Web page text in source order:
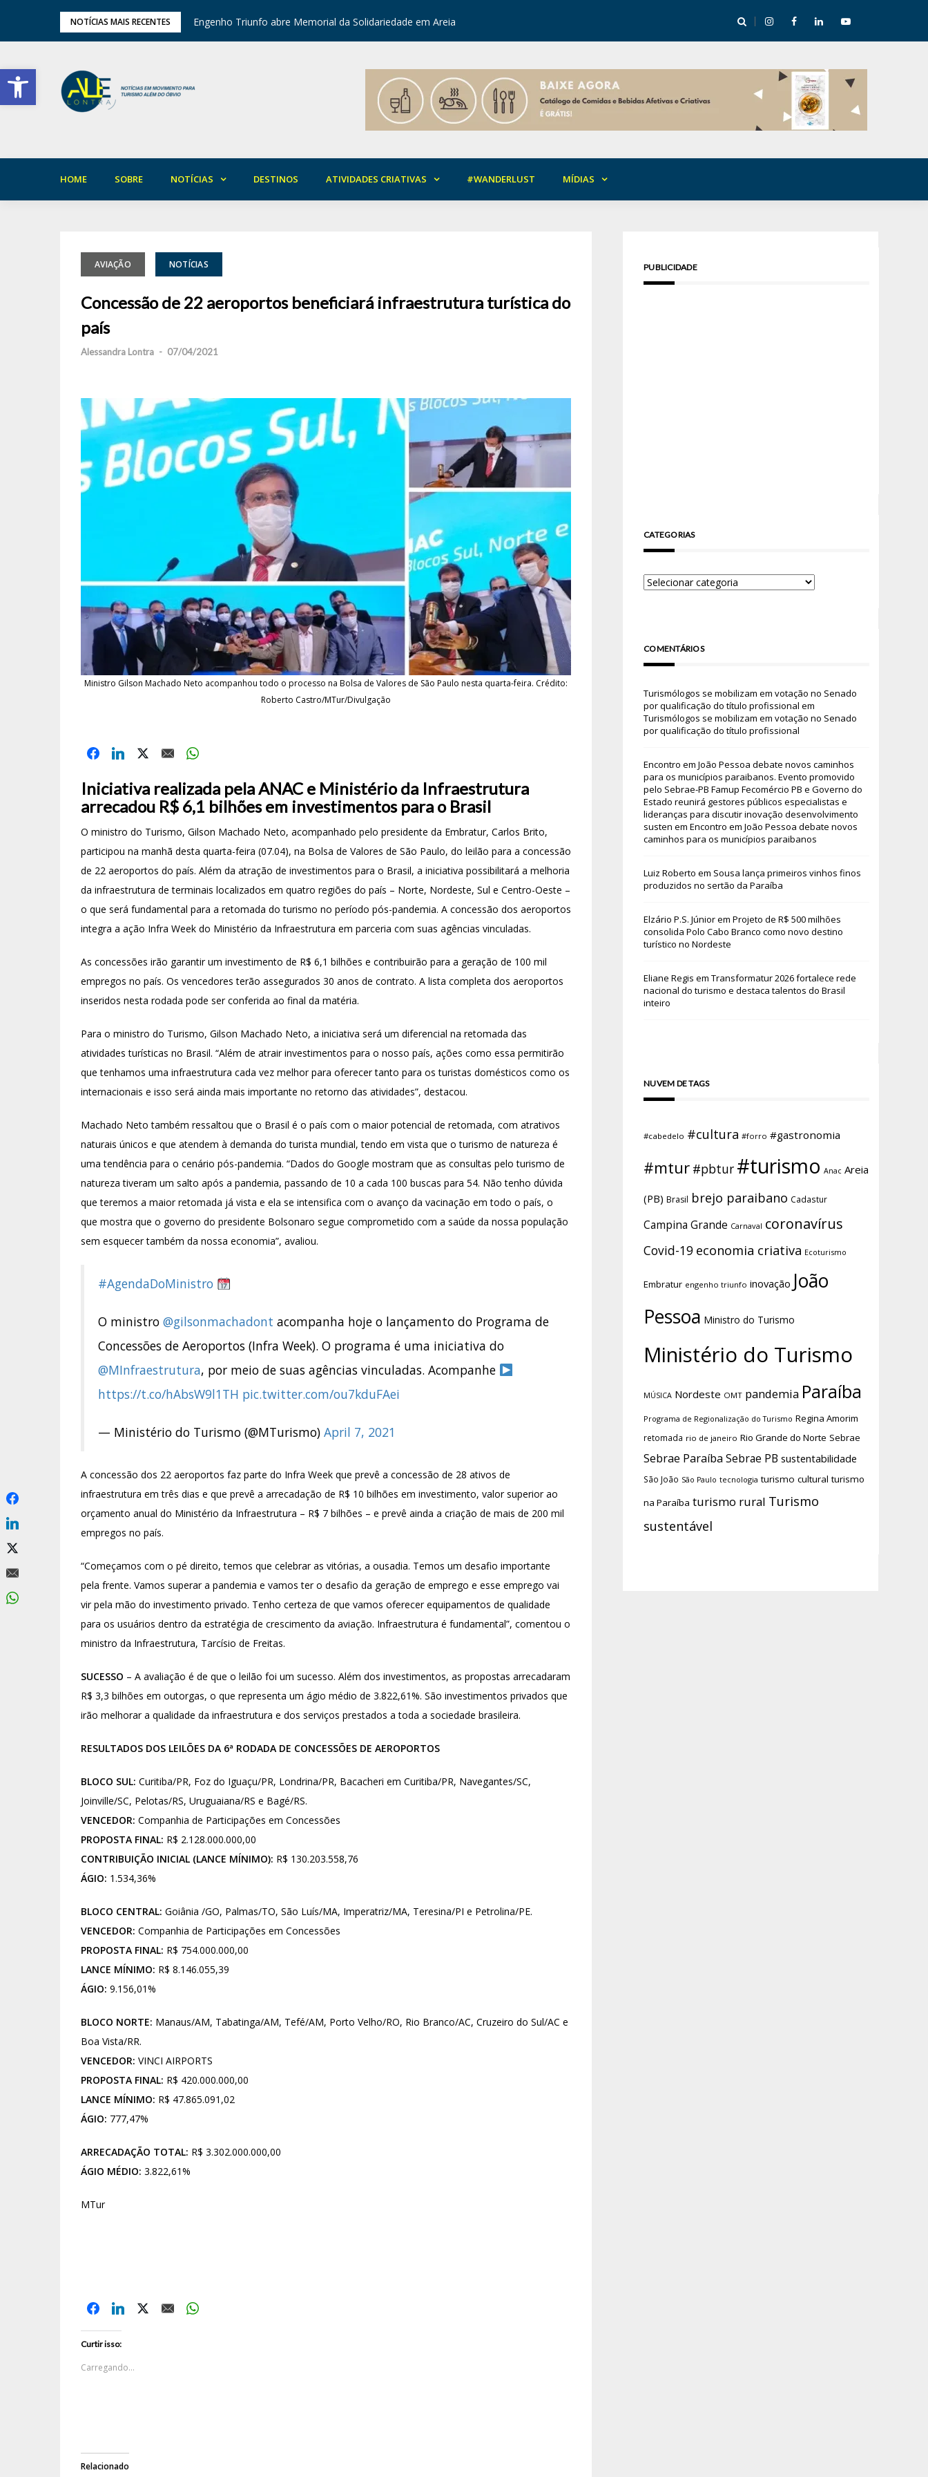
Barra de Ferramentas Aberta
NOTÍCIAS MAIS RECENTES
de Inverno das Serras Engenho Triunfo abre Memorial da Solidariedade em Areia Mirian Rocha abre mentoria de storytelling com 10 vagas
HOME SOBRE NOTÍCIAS DESTINOS ATIVIDADES CRIATIVAS #WANDERLUST MÍDIAS
AVIAÇÃO NOTÍCIAS
Concessão de 22 aeroportos beneficiará infraestrutura turística do
país
Alessandra Lontra - 07/04/2021
Ministro Gilson Machado Neto acompanhou todo o processo na Bolsa de Valores de São Paulo nesta quarta-feira. Crédito:
Roberto Castro/MTur/Divulgação
Iniciativa realizada pela ANAC e Ministério da Infraestrutura
arrecadou R$ 6,1 bilhões em investimentos para o Brasil
O ministro do Turismo, Gilson Machado Neto, acompanhado pelo presidente da Embratur, Carlos Brito,
participou na manhã desta quarta-feira (07.04), na Bolsa de Valores de São Paulo, do leilão para a concessão
de 22 aeroportos do país. Além da atração de investimentos para o Brasil, a iniciativa possibilitará a melhoria
da infraestrutura de terminais localizados em quatro regiões do país – Norte, Nordeste, Sul e Centro-Oeste –
o que será fundamental para a retomada do turismo no período pós-pandemia. A concessão dos aeroportos
integra a ação Infra Week do Ministério da Infraestrutura em parceria com suas agências vinculadas.
As concessões irão garantir um investimento de R$ 6,1 bilhões e contribuirão para a geração de 100 mil
empregos no país. Os vencedores terão assegurados 30 anos de contrato. A lista completa dos aeroportos
inseridos nesta rodada pode ser conferida ao final da matéria.
Para o ministro do Turismo, Gilson Machado Neto, a iniciativa será um diferencial na retomada das
atividades turísticas no Brasil. “Além de atrair investimentos para o nosso país, ações como essa permitirão
que tenhamos uma infraestrutura cada vez melhor para oferecer tanto para os turistas domésticos como os
internacionais e isso será ainda mais importante no retorno das atividades”, destacou.
Machado Neto também ressaltou que o Brasil é o país com o maior potencial de retomada, com atrativos
naturais únicos e que atendem à demanda do turista mundial, tendo em vista que o turismo de natureza é
uma tendência para o cenário pós-pandemia. “Dados do Google mostram que as consultas pelo turismo de
natureza tiveram um salto após a pandemia, passando de 10 a cada 100 buscas para 54. Não tenho dúvida
que teremos a maior retomada já vista e ela se intensifica com o avanço da vacinação em todo o país, o
que mostra que o governo do presidente Bolsonaro segue comprometido com a saúde da nossa população
sem esquecer também da nossa economia”, avaliou.
#AgendaDoMinistro
O ministro @gilsonmachadont acompanha hoje o lançamento do Programa de
Concessões de Aeroportos (Infra Week). O programa é uma iniciativa do
@MInfraestrutura, por meio de suas agências vinculadas. Acompanhe
https://t.co/hAbsW9l1TH pic.twitter.com/ou7kduFAei
— Ministério do Turismo (@MTurismo) April 7, 2021
A concessão dos 22 aeroportos faz parte do Infra Week que prevê a concessão de 28 ativos de
infraestrutura em três dias e que prevê a arrecadação de R$ 10 bilhões em investimento, valor superior ao
orçamento anual do Ministério da Infraestrutura – R$ 7 bilhões – e prevê ainda a criação de mais de 200 mil
empregos no país.
“Começamos com o pé direito, temos que celebrar as vitórias, a ousadia. Temos um desafio importante
pela frente. Vamos superar a pandemia e vamos ter o desafio da geração de emprego e esse emprego vai
vir pela mão do investimento privado. Tenho certeza de que vamos oferecer equipamentos de qualidade
para os usuários dentro da estratégia de crescimento da aviação. Infraestrutura é fundamental”, comentou o
ministro da Infraestrutura, Tarcísio de Freitas.
SUCESSO – A avaliação é de que o leilão foi um sucesso. Além dos investimentos, as propostas arrecadaram
R$ 3,3 bilhões em outorgas, o que representa um ágio médio de 3.822,61%. São investimentos privados que
irão melhorar a qualidade da infraestrutura e dos serviços prestados a toda a sociedade brasileira.
RESULTADOS DOS LEILÕES DA 6ª RODADA DE CONCESSÕES DE AEROPORTOS
BLOCO SUL: Curitiba/PR, Foz do Iguaçu/PR, Londrina/PR, Bacacheri em Curitiba/PR, Navegantes/SC,
Joinville/SC, Pelotas/RS, Uruguaiana/RS e Bagé/RS.
VENCEDOR: Companhia de Participações em Concessões
PROPOSTA FINAL: R$ 2.128.000.000,00
CONTRIBUIÇÃO INICIAL (LANCE MÍNIMO): R$ 130.203.558,76
ÁGIO: 1.534,36%
BLOCO CENTRAL: Goiânia /GO, Palmas/TO, São Luís/MA, Imperatriz/MA, Teresina/PI e Petrolina/PE.
VENCEDOR: Companhia de Participações em Concessões
PROPOSTA FINAL: R$ 754.000.000,00
LANCE MÍNIMO: R$ 8.146.055,39
ÁGIO: 9.156,01%
BLOCO NORTE: Manaus/AM, Tabatinga/AM, Tefé/AM, Porto Velho/RO, Rio Branco/AC, Cruzeiro do Sul/AC e
Boa Vista/RR.
VENCEDOR: VINCI AIRPORTS
PROPOSTA FINAL: R$ 420.000.000,00
LANCE MÍNIMO: R$ 47.865.091,02
ÁGIO: 777,47%
ARRECADAÇÃO TOTAL: R$ 3.302.000.000,00
ÁGIO MÉDIO: 3.822,61%
MTur
Curtir isso:
Carregando...
Relacionado
PUBLICIDADE
CATEGORIAS
COMENTÁRIOS
Turismólogos se mobilizam em votação no Senado
por qualificação do título profissional em
Turismólogos se mobilizam em votação no Senado
por qualificação do título profissional
Encontro em João Pessoa debate novos caminhos
para os municípios paraibanos. Evento promovido
pelo Sebrae-PB Famup Fecomércio PB e Governo do
Estado reunirá gestores públicos especialistas e
lideranças para discutir inovação desenvolvimento
susten em Encontro em João Pessoa debate novos
caminhos para os municípios paraibanos
Luiz Roberto em Sousa lança primeiros vinhos finos
produzidos no sertão da Paraíba
Elzário P.S. Júniorem Projeto de R$ 500 milhões
consolida Polo Cabo Branco como novo destino
turístico no Nordeste
Eliane Regis em Transformatur 2026 fortalece rede
nacional do turismo e destaca talentos do Brasil
inteiro
NUVEM DE TAGS
#cabedelo #cultura #forro #gastronomia
#mtur #pbtur #turismo Anac Areia
(PB) Brasil brejo paraibano Cadastur
Campina Grande Carnaval coronavírus
Covid-19 economia criativa Ecoturismo
Embratur engenho triunfo inovação João
Pessoa Ministro do Turismo
Ministério do Turismo
MÚSICA Nordeste OMT pandemia Paraíba
Programa de Regionalização do Turismo Regina Amorim
retomada rio de janeiro Rio Grande do Norte Sebrae
Sebrae Paraíba Sebrae PB sustentabilidade
São João São Paulo tecnologia turismo cultural turismo
na Paraíba turismo rural Turismo
sustentável